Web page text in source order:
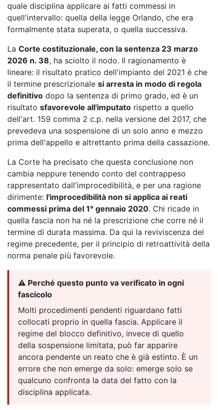
quale disciplina applicare ai fatti commessi in
quell'intervallo: quella della legge Orlando, che era
formalmente stata superata, o quella successiva.
La Corte costituzionale, con la sentenza 23 marzo
2026 n. 38, ha sciolto il nodo. Il ragionamento è
lineare: il risultato pratico dell'impianto del 2021 è che
il termine prescrizionale si arresta in modo di regola
definitivo dopo la sentenza di primo grado, ed è un
risultato sfavorevole all'imputato rispetto a quello
dell'art. 159 comma 2 c.p. nella versione del 2017, che
prevedeva una sospensione di un solo anno e mezzo
prima dell'appello e altrettanto prima della cassazione.
La Corte ha precisato che questa conclusione non
cambia neppure tenendo conto del contrappeso
rappresentato dall'improcedibilità, e per una ragione
dirimente: l'improcedibilità non si applica ai reati
commessi prima del 1° gennaio 2020. Chi ricade in
quella fascia non ha né la prescrizione che corre né il
termine di durata massima. Da qui la reviviscenza del
regime precedente, per il principio di retroattività della
norma penale più favorevole.
⚠️ Perché questo punto va verificato in ogni
fascicolo
Molti procedimenti pendenti riguardano fatti
collocati proprio in quella fascia. Applicare il
regime del blocco definitivo, invece di quello
della sospensione limitata, può far apparire
ancora pendente un reato che è già estinto. È un
errore che non emerge da solo: emerge solo se
qualcuno confronta la data del fatto con la
disciplina applicata.